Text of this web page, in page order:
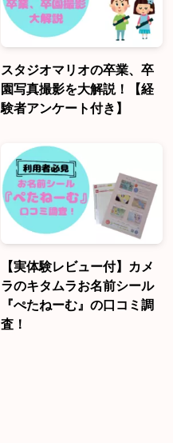
スタジオマリオの卒業、卒
園写真撮影を大解説！【経
験者アンケート付き】
【実体験レビュー付】カメ
ラのキタムラお名前シール
『ぺたねーむ』の口コミ調
査！